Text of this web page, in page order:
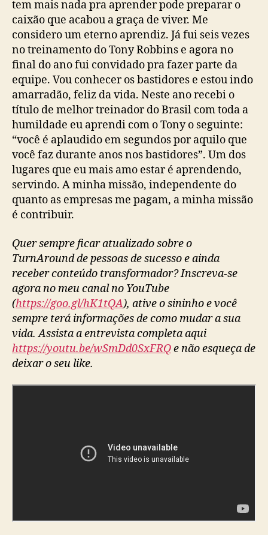
tem mais nada pra aprender pode preparar o
caixão que acabou a graça de viver. Me
considero um eterno aprendiz. Já fui seis vezes
no treinamento do Tony Robbins e agora no
final do ano fui convidado pra fazer parte da
equipe. Vou conhecer os bastidores e estou indo
amarradão, feliz da vida. Neste ano recebi o
título de melhor treinador do Brasil com toda a
humildade eu aprendi com o Tony o seguinte:
“você é aplaudido em segundos por aquilo que
você faz durante anos nos bastidores”. Um dos
lugares que eu mais amo estar é aprendendo,
servindo. A minha missão, independente do
quanto as empresas me pagam, a minha missão
é contribuir.
Quer sempre ficar atualizado sobre o
TurnAround de pessoas de sucesso e ainda
receber conteúdo transformador? Inscreva-se
agora no meu canal no YouTube
(https://goo.gl/hK1tQA), ative o sininho e você
sempre terá informações de como mudar a sua
vida. Assista a entrevista completa aqui
https://youtu.be/wSmDd0SxFRQe não esqueça de
deixar o seu like.